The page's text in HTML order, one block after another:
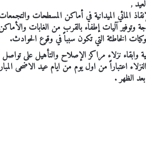
,
المائي الميدانية في أماكن المسطحات
وتوفير آليات إطفاء بالقرب من الغابات
الخاطئة التي تكون سبباً في وقوع الحوادث.
وابقاء نزلاء مراكز الإصلاح والتأهيل على
اعتباراً من اول يوم من ايام عيد الاضحى
الظهر .